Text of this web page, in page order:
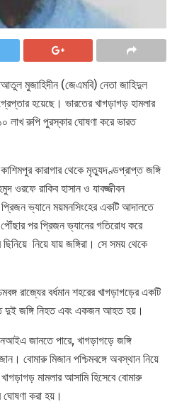
মুজাহিদীন (জেএমবি) নেতা জাহিদুল
হয়েছে। ভারতের খাগড়াগড় হামলার
লাখ রুপি পুরস্কার ঘোষণা করে ভারত
কারাগার থেকে মৃত্যুদণ্ডপ্রাপ্ত জঙ্গি
ওরফে রাকিব হাসান ও যাবজ্জীবন
ভ্যানে ময়মনসিংহের একটি আদালতে
পর প্রিজন ভ্যানের গতিরোধ করে
নিয়ে যায় জঙ্গিরা। সে সময় থেকে
রাজ্যের বর্ধমান শহরের খাগড়াগড়ের একটি
দুই জঙ্গি নিহত এবং একজন আহত হয়।
জানতে পারে, খাগড়াগড়ে জঙ্গি
বোমারু মিজান পশ্চিমবঙ্গে অবস্থান নিয়ে
মামলার আসামি হিসেবে বোমারু
করা হয়।